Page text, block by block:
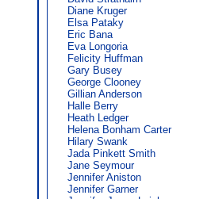
Diane Kruger
Elsa Pataky
Eric Bana
Eva Longoria
Felicity Huffman
Gary Busey
George Clooney
Gillian Anderson
Halle Berry
Heath Ledger
Helena Bonham Carter
Hilary Swank
Jada Pinkett Smith
Jane Seymour
Jennifer Aniston
Jennifer Garner